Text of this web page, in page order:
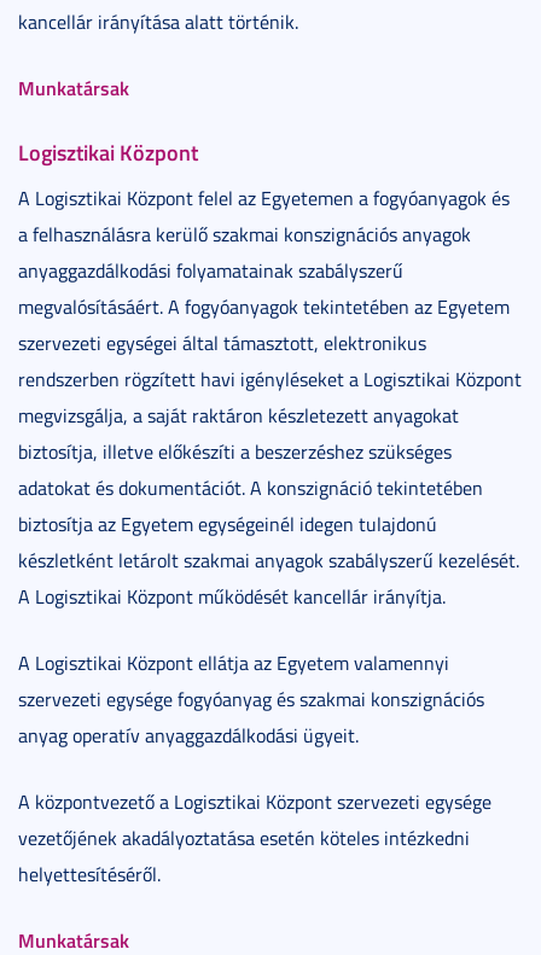
kancellár irányítása alatt történik.
Munkatársak
Logisztikai Központ
A Logisztikai Központ felel az Egyetemen a fogyóanyagok és
a felhasználásra kerülő szakmai konszignációs anyagok
anyaggazdálkodási folyamatainak szabályszerű
megvalósításáért. A fogyóanyagok tekintetében az Egyetem
szervezeti egységei által támasztott, elektronikus
rendszerben rögzített havi igényléseket a Logisztikai Központ
megvizsgálja, a saját raktáron készletezett anyagokat
biztosítja, illetve előkészíti a beszerzéshez szükséges
adatokat és dokumentációt. A konszignáció tekintetében
biztosítja az Egyetem egységeinél idegen tulajdonú
készletként letárolt szakmai anyagok szabályszerű kezelését.
A Logisztikai Központ működését kancellár irányítja.
A Logisztikai Központ ellátja az Egyetem valamennyi
szervezeti egysége fogyóanyag és szakmai konszignációs
anyag operatív anyaggazdálkodási ügyeit.
A központvezető a Logisztikai Központ szervezeti egysége
vezetőjének akadályoztatása esetén köteles intézkedni
helyettesítéséről.
Munkatársak